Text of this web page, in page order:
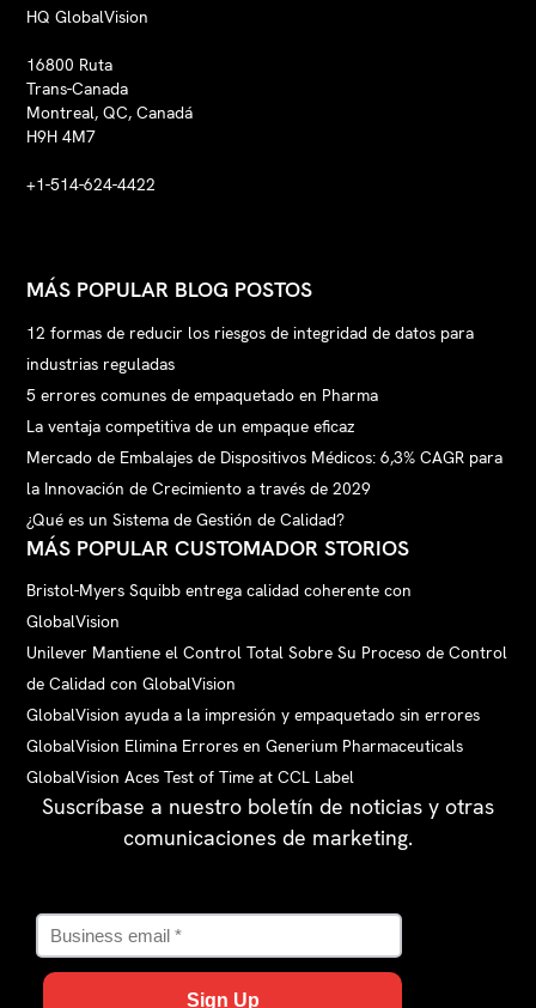
HQ GlobalVision
16800 Ruta
Trans-Canada
Montreal, QC, Canadá
H9H 4M7
+1-514-624-4422
MÁS POPULAR BLOG POSTOS
12 formas de reducir los riesgos de integridad de datos para
industrias reguladas
5 errores comunes de empaquetado en Pharma
La ventaja competitiva de un empaque eficaz
Mercado de Embalajes de Dispositivos Médicos: 6,3% CAGR para
la Innovación de Crecimiento a través de 2029
¿Qué es un Sistema de Gestión de Calidad?
MÁS POPULAR CUSTOMADOR STORIOS
Bristol-Myers Squibb entrega calidad coherente con
GlobalVision
Unilever Mantiene el Control Total Sobre Su Proceso de Control
de Calidad con GlobalVision
GlobalVision ayuda a la impresión y empaquetado sin errores
GlobalVision Elimina Errores en Generium Pharmaceuticals
GlobalVision Aces Test of Time at CCL Label
Suscríbase a nuestro boletín de noticias y otras
comunicaciones de marketing.